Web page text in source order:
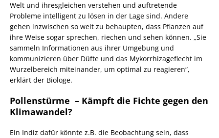
Welt und ihresgleichen verstehen und auftretende
Probleme intelligent zu lösen in der Lage sind. Andere
gehen inzwischen so weit zu behaupten, dass Pflanzen auf
ihre Weise sogar sprechen, riechen und sehen können. „Sie
sammeln Informationen aus ihrer Umgebung und
kommunizieren über Düfte und das Mykorrhizageflecht im
Wurzelbereich miteinander, um optimal zu reagieren“,
erklärt der Biologe.
Pollenstürme – Kämpft die Fichte gegen den
Klimawandel?
Ein Indiz dafür könnte z.B. die Beobachtung sein, dass